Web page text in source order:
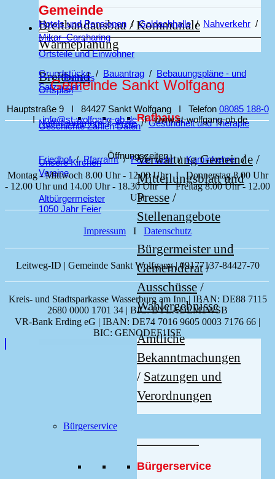
Breitbandausbau / Kommunale
Wärmeplanung
Breitband
Hotels und Pensionen /Goldachhalle/ Nahverkehr /
Mikar–Carsharing
Grundstücke / Bauantrag / Bebauungspläne - und
Satzungen
Notfallnummern/Ärzte/Gesundheit und Therapie
Friedhof/Pfarramt/Feuerwehr/Kaminkehrer/
Vereine
1050 Jahr Feier
Gemeinde
Ortsteile und Einwohner
Ortsplan
Geschichte Zahlen Daten
Unsere Kirchen
Altbürgermeister
Rathaus
Rathaus
Verwaltung Gemeinde /
Mitteilungsblatt und
Presse /
Stellenangebote
Bürgermeister und
Gemeinderat/
Ausschüsse/
Wahlergebnisse
Amtliche
Bekanntmachungen
/ Satzungen und
Verordnungen
Bürgerservice
Bürgerservice
Gemeinde Sankt Wolfgang
Hauptstraße 9 I 84427 Sankt Wolfgang I Telefon 08085 188‑0
Iinfo@st‑wolfgang‑ob.deI www.st‑wolfgang‑ob.de
Öffnungszeiten
Montag - Mittwoch 8.00 Uhr - 12.00 Uhr I Donnerstag 8.00 Uhr
- 12.00 Uhr und 14.00 Uhr - 18.30 Uhr I Freitag 8.00 Uhr - 12.00
Uhr
Impressum I Datenschutz
Leitweg-ID | Gemeinde Sankt Wolfgang | 09177137-84427-70
Kreis- und Stadtsparkasse Wasserburg am Inn | IBAN: DE88 7115
2680 0000 1701 34 | BIC: BYLADEM1WSB
VR-Bank Erding eG | IBAN: DE74 7016 9605 0003 7176 66 |
BIC: GENODEF1ISE